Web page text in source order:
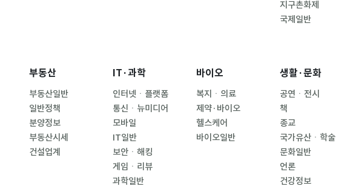
지구촌화제
국제일반
부동산
부동산일반
일반정책
분양정보
부동산시세
건설업계
IT·과학
인터넷ㆍ플랫폼
통신ㆍ뉴미디어
모바일
IT일반
보안ㆍ해킹
게임ㆍ리뷰
과학일반
바이오
복지ㆍ의료
제약·바이오
헬스케어
바이오일반
생활·문화
공연ㆍ전시
책
종교
국가유산ㆍ학술
문화일반
언론
건강정보